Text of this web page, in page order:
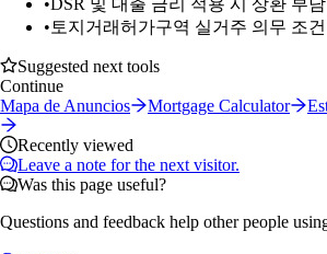
•DSR 및 대출 금리 적용 시 상환 부
• 토지거래허가구역 실거주 의무 조
Suggested next tools
Continue
Mapa de Anuncios
Mortgage Calculator
Recently viewed
Leave a note for the next visitor.
Was this page useful?
Questions and feedback help other people